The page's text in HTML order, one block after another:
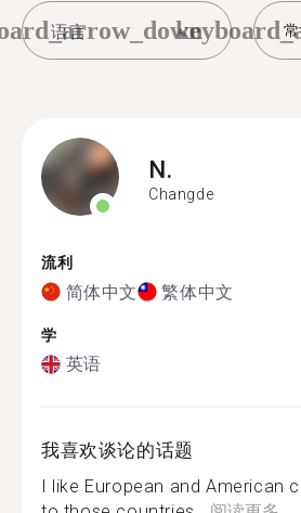
N.
Changde
流利
简体中文 繁体中文
学
英语
我喜欢谈论的话题
I like European and American